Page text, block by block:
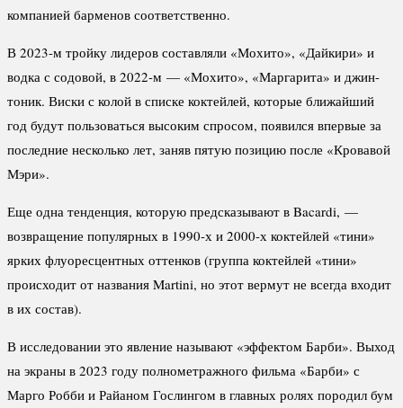
компанией барменов соответственно.
В 2023-м тройку лидеров составляли «Мохито», «Дайкири» и
водка с содовой, в 2022-м — «Мохито», «Маргарита» и джин-
тоник. Виски с колой в списке коктейлей, которые ближайший
год будут пользоваться высоким спросом, появился впервые за
последние несколько лет, заняв пятую позицию после «Кровавой
Мэри».
Еще одна тенденция, которую предсказывают в Bacardi, —
возвращение популярных в 1990-х и 2000-х коктейлей «тини»
ярких флуоресцентных оттенков (группа коктейлей «тини»
происходит от названия Martini, но этот вермут не всегда входит
в их состав).
В исследовании это явление называют «эффектом Барби». Выход
на экраны в 2023 году полнометражного фильма «Барби» с
Марго Робби и Райаном Гослингом в главных ролях породил бум